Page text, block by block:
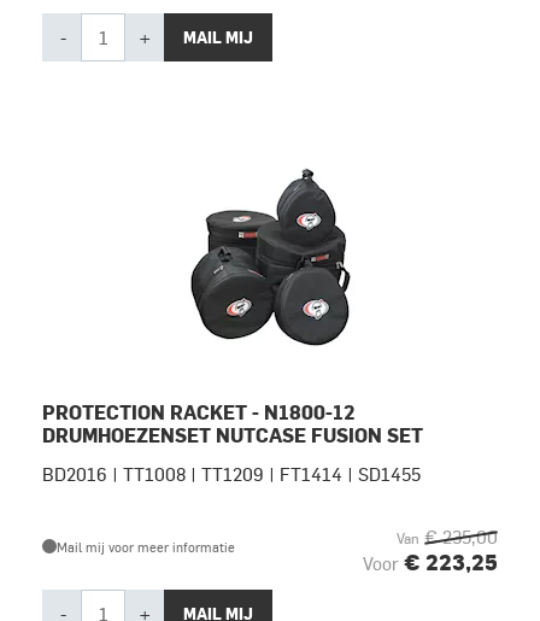
- + MAIL MIJ
PROTECTION RACKET - N1800-12
DRUMHOEZENSET NUTCASE FUSION SET
BD2016 | TT1008 | TT1209 | FT1414 | SD1455
Mail mij voor meer informatie Van € 235,00
Voor € 223,25
- + MAIL MIJ